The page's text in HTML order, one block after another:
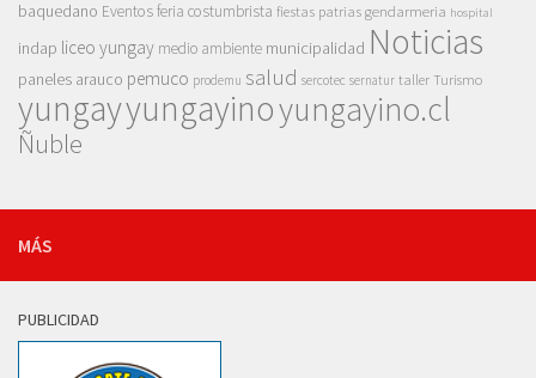
baquedano Eventosferia costumbrista fiestas patrias gendarmeria hospital
indap liceo yungay medio ambiente municipalidad Noticias
paneles arauco pemuco prodemu salud sercotec sernatur taller Turismo
yungayyungayinoyungayino.cl
Ñuble
MÁS
PUBLICIDAD